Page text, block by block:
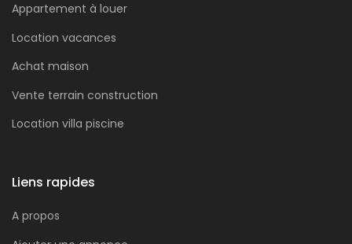
Appartement à louer
Location vacances
Achat maison
Vente terrain construction
Location villa piscine
Liens rapides
A propos